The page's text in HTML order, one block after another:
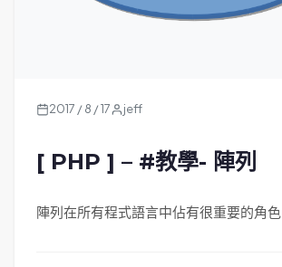
2017 / 8 / 17 jeff
[ PHP ] – #教學- 陣列
陣列在所有程式語言中佔有很重要的角色